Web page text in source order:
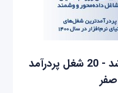
ماهنامه شبکه 239 منتشر شد - 20 شغل پردرآمد